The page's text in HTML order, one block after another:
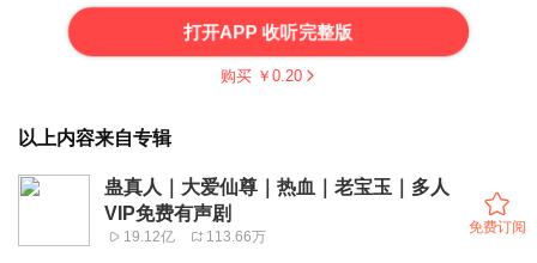
打开APP 收听完整版
购买 ￥ 0.20
以上内容来自专辑
蛊真人｜大爱仙尊｜热血｜老宝玉｜多人
VIP免费有声剧
19.12亿 113.66万
免费订阅